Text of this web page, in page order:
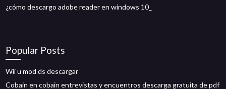
¿cómo descargo adobe reader en windows 10_
Popular Posts
Wii u mod ds descargar
Cobain en cobain entrevistas y encuentros descarga gratuita de pdf